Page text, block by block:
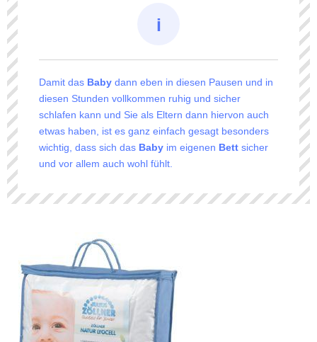
Damit das Baby dann eben in diesen Pausen und in
diesen Stunden vollkommen ruhig und sicher
schlafen kann und Sie als Eltern dann hiervon auch
etwas haben, ist es ganz einfach gesagt besonders
wichtig, dass sich das Baby im eigenen Bett sicher
und vor allem auch wohl fühlt.